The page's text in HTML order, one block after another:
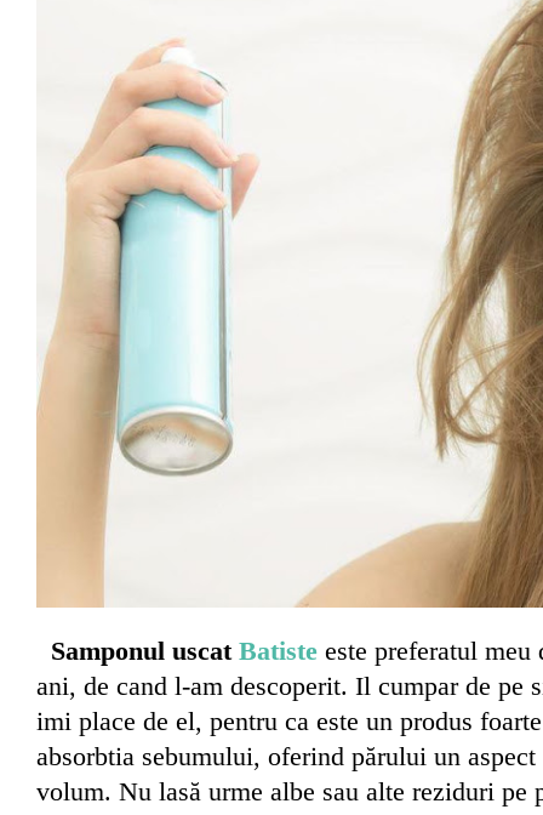
Samponul uscat Batiste este preferatul meu
ani, de cand l-am descoperit. Il cumpar de pe
imi place de el, pentru ca este un produs
absorbtia sebumului, oferind părului un
volum. Nu lasă urme albe sau alte reziduri pe